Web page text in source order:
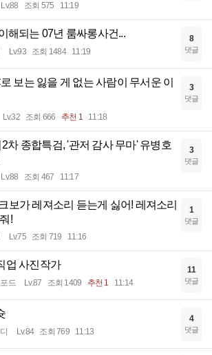
Lv.88 조회 575 11:19
해되는 07년 룸싸롱사건...
Lv.93 조회 1484 11:19
8
댓글
보는 잃을 게 없는 사람이 무서운 이
Lv.32 조회 666 추천 1 11:18
3
댓글
2차 종합특검, '관저 감사 무마' 유병호
Lv.88 조회 467 11:17
3
댓글
보가 레져소리 듣는게 싫어! 레져소리
!
Lv.75 조회 719 11:16
1
댓글
업 사진작가
드 Lv.87 조회 1409 추천 1 11:14
11
댓글
Lv.84 조회 769 11:13
4
댓글